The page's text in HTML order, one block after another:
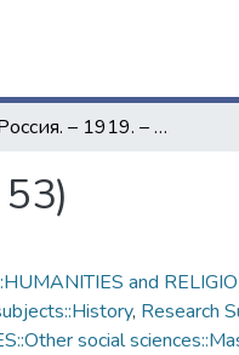
Новая Россия. – 1919. – 20 июля (№ 53)
and
, Research
social